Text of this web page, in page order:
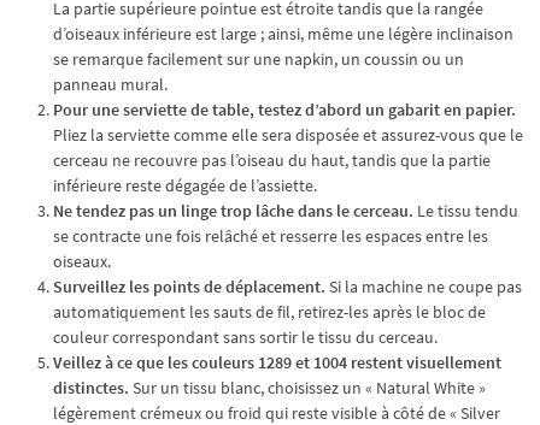
La partie supérieure pointue est étroite tandis que la rangée
d’oiseaux inférieure est large ; ainsi, même une légère inclinaison
se remarque facilement sur une napkin, un coussin ou un
panneau mural.
Pour une serviette de table, testez d’abord un gabarit en papier.
Pliez la serviette comme elle sera disposée et assurez-vous que le
cerceau ne recouvre pas l’oiseau du haut, tandis que la partie
inférieure reste dégagée de l’assiette.
Ne tendez pas un linge trop lâche dans le cerceau. Le tissu tendu
se contracte une fois relâché et resserre les espaces entre les
oiseaux.
Surveillez les points de déplacement. Si la machine ne coupe pas
automatiquement les sauts de fil, retirez-les après le bloc de
couleur correspondant sans sortir le tissu du cerceau.
Veillez à ce que les couleurs 1289 et 1004 restent visuellement
distinctes. Sur un tissu blanc, choisissez un « Natural White »
légèrement crémeux ou froid qui reste visible à côté de « Silver